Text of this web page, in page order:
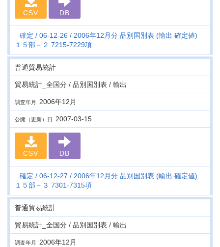
CSV DB
確定 06-12-26
2006年12月分 品別国別表 (輸出 確定値)
１５部－２ 7215-7229項
普通貿易統計
貿易統計_全国分 / 品別国別表 / 輸出
調査年月 2006年12月
公開（更新）日 2007-03-15
CSV DB
確定 06-12-27
2006年12月分 品別国別表 (輸出 確定値)
１５部－３ 7301-7315項
普通貿易統計
貿易統計_全国分 / 品別国別表 / 輸出
調査年月 2006年12月